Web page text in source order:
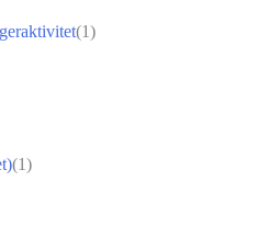
(1)
(1)